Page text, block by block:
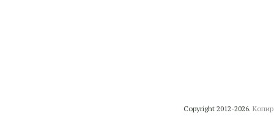
Copyright 2012-2026.